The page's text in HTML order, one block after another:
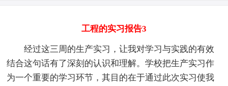
工程的实习报告3
经过这三周的生产实习，让我对学习与实践的有效
结合这句话有了深刻的认识和理解。学校把生产实习作
为一个重要的学习环节，其目的在于通过此次实习使我